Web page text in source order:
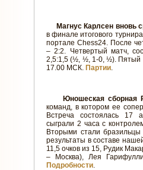
Магнус Карлсен вновь
в финале итогового
портале Chess24. После
– 2:2. Четвертый матч,
2,5:1,5 (½, ½, 1-0, ½). Пятый
17.00 МСК. Партии.
Юношеская сборная
команд, в котором ее
Встреча состоялась 17
сыграли 2 часа с
Вторыми стали
результаты в составе
11,5 очков из 15, Рудик
– Москва), Лея
Подробности.